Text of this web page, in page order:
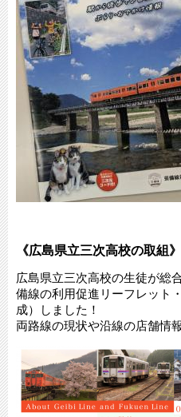
《広島県立三次高校の取組》
広島県立三次高校の生徒が総
備線の利用促進リーフレット
成）しました！
両路線の現状や沿線の店舗情